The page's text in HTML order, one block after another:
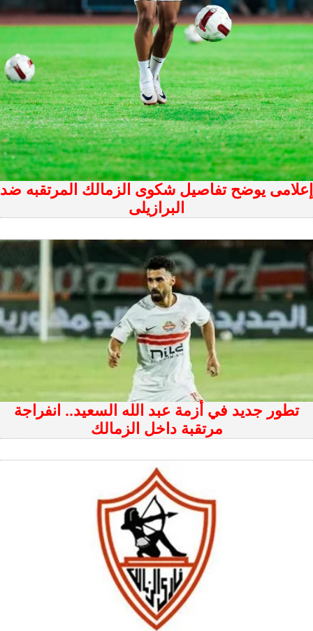
إعلامى يوضح تفاصيل شكوى الزمالك المرتقبه ضد
البرازيلى
تطور جديد في أزمة عبد الله السعيد.. انفراجة
مرتقبة داخل الزمالك